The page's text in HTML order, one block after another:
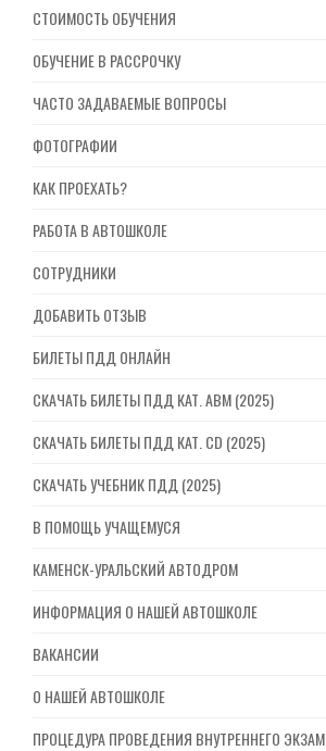
СТОИМОСТЬ ОБУЧЕНИЯ
ОБУЧЕНИЕ В РАССРОЧКУ
ЧАСТО ЗАДАВАЕМЫЕ ВОПРОСЫ
ФОТОГРАФИИ
КАК ПРОЕХАТЬ?
РАБОТА В АВТОШКОЛЕ
СОТРУДНИКИ
ДОБАВИТЬ ОТЗЫВ
БИЛЕТЫ ПДД ОНЛАЙН
СКАЧАТЬ БИЛЕТЫ ПДД КАТ. ABM (2025)
СКАЧАТЬ БИЛЕТЫ ПДД КАТ. CD (2025)
СКАЧАТЬ УЧЕБНИК ПДД (2025)
В ПОМОЩЬ УЧАЩЕМУСЯ
КАМЕНСК-УРАЛЬСКИЙ АВТОДРОМ
ИНФОРМАЦИЯ О НАШЕЙ АВТОШКОЛЕ
ВАКАНСИИ
О НАШЕЙ АВТОШКОЛЕ
ПРОЦЕДУРА ПРОВЕДЕНИЯ ВНУТРЕННЕГО